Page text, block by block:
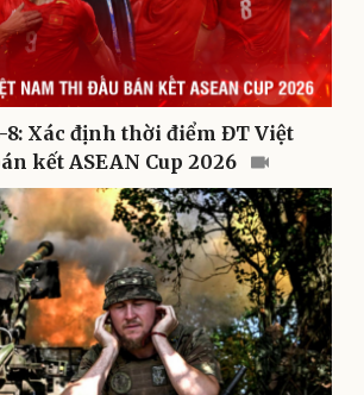
Quân sự - Quốc phòng
Vũ khí
Việt Nam
Phân tích
8: Xác định thời điểm ĐT Việt
kết ASEAN Cup 2026